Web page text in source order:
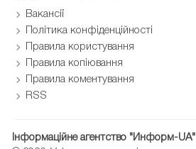
Вакансії
Політика конфіденційності
Правила користування
Правила копіювання
Правила коментування
RSS
Інформаційне агентство "Информ-UA"